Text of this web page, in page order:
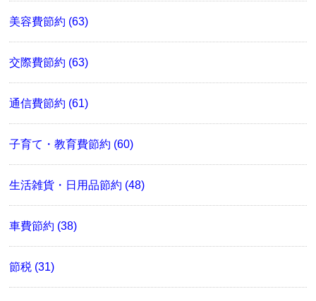
美容費節約 (63)
交際費節約 (63)
通信費節約 (61)
子育て・教育費節約 (60)
生活雑貨・日用品節約 (48)
車費節約 (38)
節税 (31)